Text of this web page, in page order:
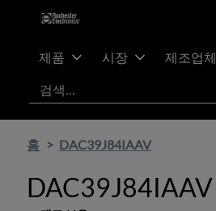
제품 시장 제조업체
검색
홈 DAC39J84IAAV
DAC39J84IAAV